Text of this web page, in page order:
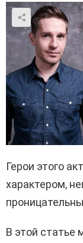
Герои этого
характером,
В этой статье